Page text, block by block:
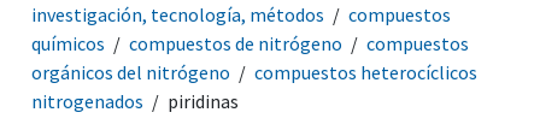
investigación, tecnología, métodos
compuestos
químicos
compuestos de nitrógeno
compuestos
orgánicos del nitrógeno
compuestos heterocíclicos
nitrogenados
piridinas